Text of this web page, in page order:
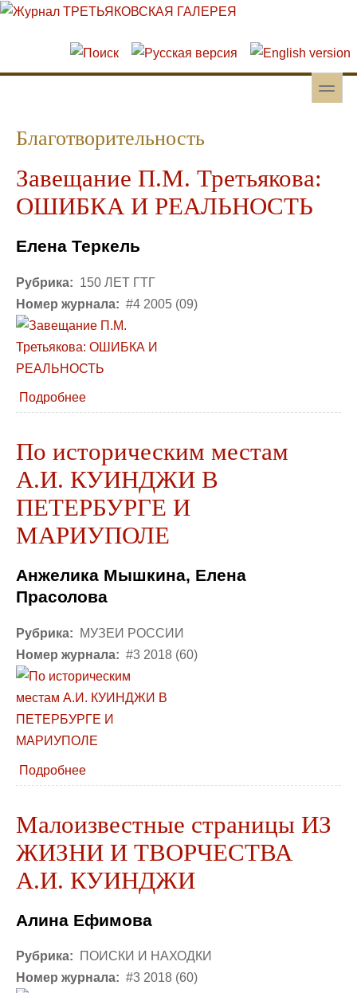
Перейти к основному содержанию
Skip to search
toggle
Благотворительность
Завещание П.М. Третьякова:
ОШИБКА И РЕАЛЬНОСТЬ
Елена Теркель
Рубрика: 150 ЛЕТ ГТГ
Номер журнала: #4 2005 (09)
Подробнее
По историческим местам
А.И. КУИНДЖИ В
ПЕТЕРБУРГЕ И
МАРИУПОЛЕ
Анжелика Мышкина, Елена
Прасолова
Рубрика:
МУЗЕИ РОССИИ
Номер журнала: #3 2018 (60)
Подробнее
Малоизвестные страницы ИЗ
ЖИЗНИ И ТВОРЧЕСТВА
А.И. КУИНДЖИ
Алина Ефимова
Рубрика:
ПОИСКИ И НАХОДКИ
Номер журнала: #3 2018 (60)